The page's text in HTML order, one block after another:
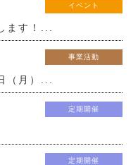
イベント
ます！...
事業活動
（月）...
定期開催
定期開催